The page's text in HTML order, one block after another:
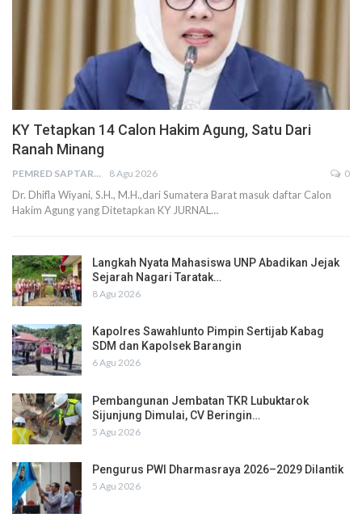
KY Tetapkan 14 Calon Hakim Agung, Satu Dari
Ranah Minang
PEMRED SAPTARIUS 8 Agu 2026 0
Dr. Dhifla Wiyani, S.H., M.H.,dari Sumatera Barat masuk daftar Calon
Hakim Agung yang Ditetapkan KY JURNAL…
Langkah Nyata Mahasiswa UNP Abadikan Jejak
Sejarah Nagari Taratak…
8 Agu 2026
Kapolres Sawahlunto Pimpin Sertijab Kabag
SDM dan Kapolsek Barangin
6 Agu 2026
Pembangunan Jembatan TKR Lubuktarok
Sijunjung Dimulai, CV Beringin…
5 Agu 2026
Pengurus PWI Dharmasraya 2026–2029 Dilantik
5 Agu 2026